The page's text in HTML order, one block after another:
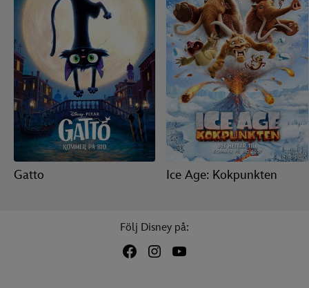
Gatto Ice Age: Kokpunkten
Följ Disney på: